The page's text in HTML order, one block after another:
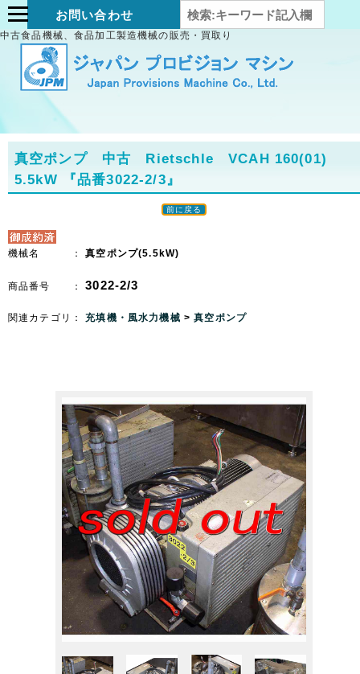
お問い合わせ
中古食品機械、食品加工製造機械の販売・買取り
真空ポンプ 中古 Rietschle VCAH 160(01)
5.5kW
『品番3022-2/3』
前に戻る
機械名 ：真空ポンプ(5.5kW)
商品番号 ：3022-2/3
関連カテゴリ：充填機・風水力機械 >真空ポンプ